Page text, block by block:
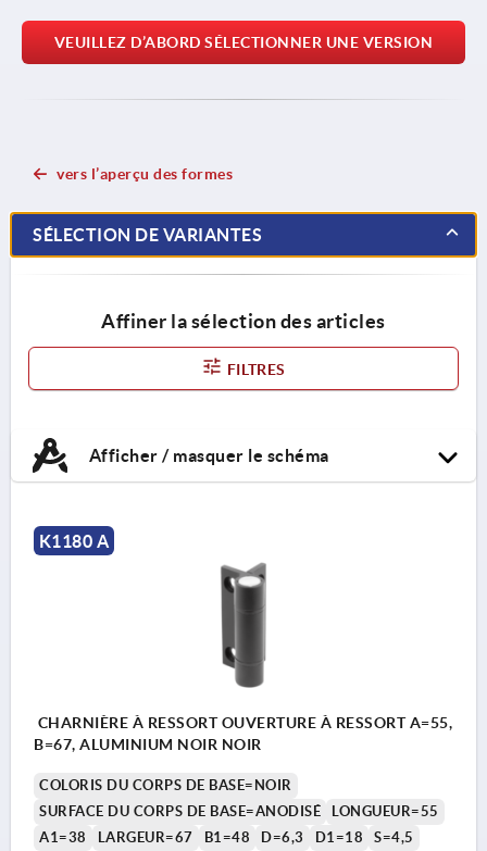
VEUILLEZ D’ABORD SÉLECTIONNER UNE VERSION
vers l’aperçu des formes
SÉLECTION DE VARIANTES
Affiner la sélection des articles
FILTRES
Afficher / masquer le schéma
K1180 A
CHARNIÈRE À RESSORT OUVERTURE À RESSORT A=55,
B=67, ALUMINIUM NOIR NOIR
COLORIS DU CORPS DE BASE=NOIR
SURFACE DU CORPS DE BASE=ANODISÉ
LONGUEUR=55
A1=38
LARGEUR=67 B1=48 D=6,3 D1=18 S=4,5